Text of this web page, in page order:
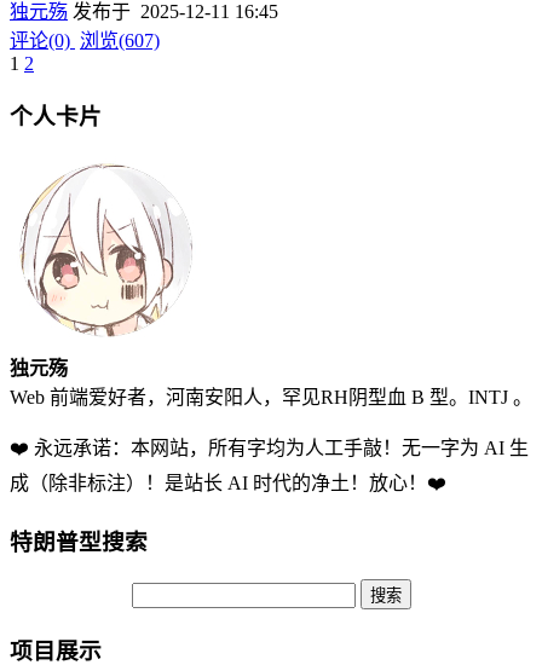
独元殇 发布于 2025-12-11 16:45
评论(0) 浏览(607)
1 2
个人卡片
独元殇
Web 前端爱好者，河南安阳人，罕见RH阴型血 B 型。INTJ 。
❤️ 永远承诺：本网站，所有字均为人工手敲！无一字为 AI 生
成（除非标注）！是站长 AI 时代的净土！放心！❤️
特朗普型搜索
项目展示